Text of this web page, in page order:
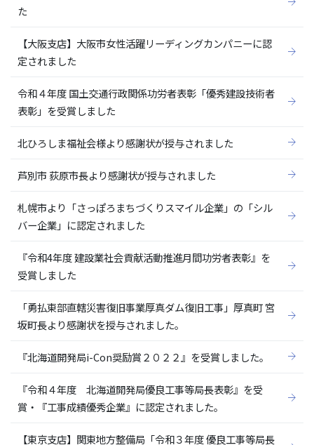
た
【大阪支店】大阪市女性活躍リーディングカンパニーに認
定されました
令和４年度 国土交通行政関係功労者表彰「優秀建設技術者
表彰」を受賞しました
北ひろしま福祉会様より感謝状が授与されました
芦別市 荻原市長より感謝状が授与されました
札幌市より「さっぽろまちづくりスマイル企業」の「シル
バー企業」に認定されました
『令和4年度 建設業社会貢献活動推進月間功労者表彰』を
受賞しました
「勇払東部直轄災害復旧事業厚真ダム復旧工事」厚真町 宮
坂町長より感謝状を授与されました。
『北海道開発局i-Con奨励賞２０２２』を受賞しました。
『令和４年度 北海道開発局優良工事等局長表彰』を受
賞・『工事成績優秀企業』に認定されました。
【東京支店】関東地方整備局「令和３年度 優良工事等局長